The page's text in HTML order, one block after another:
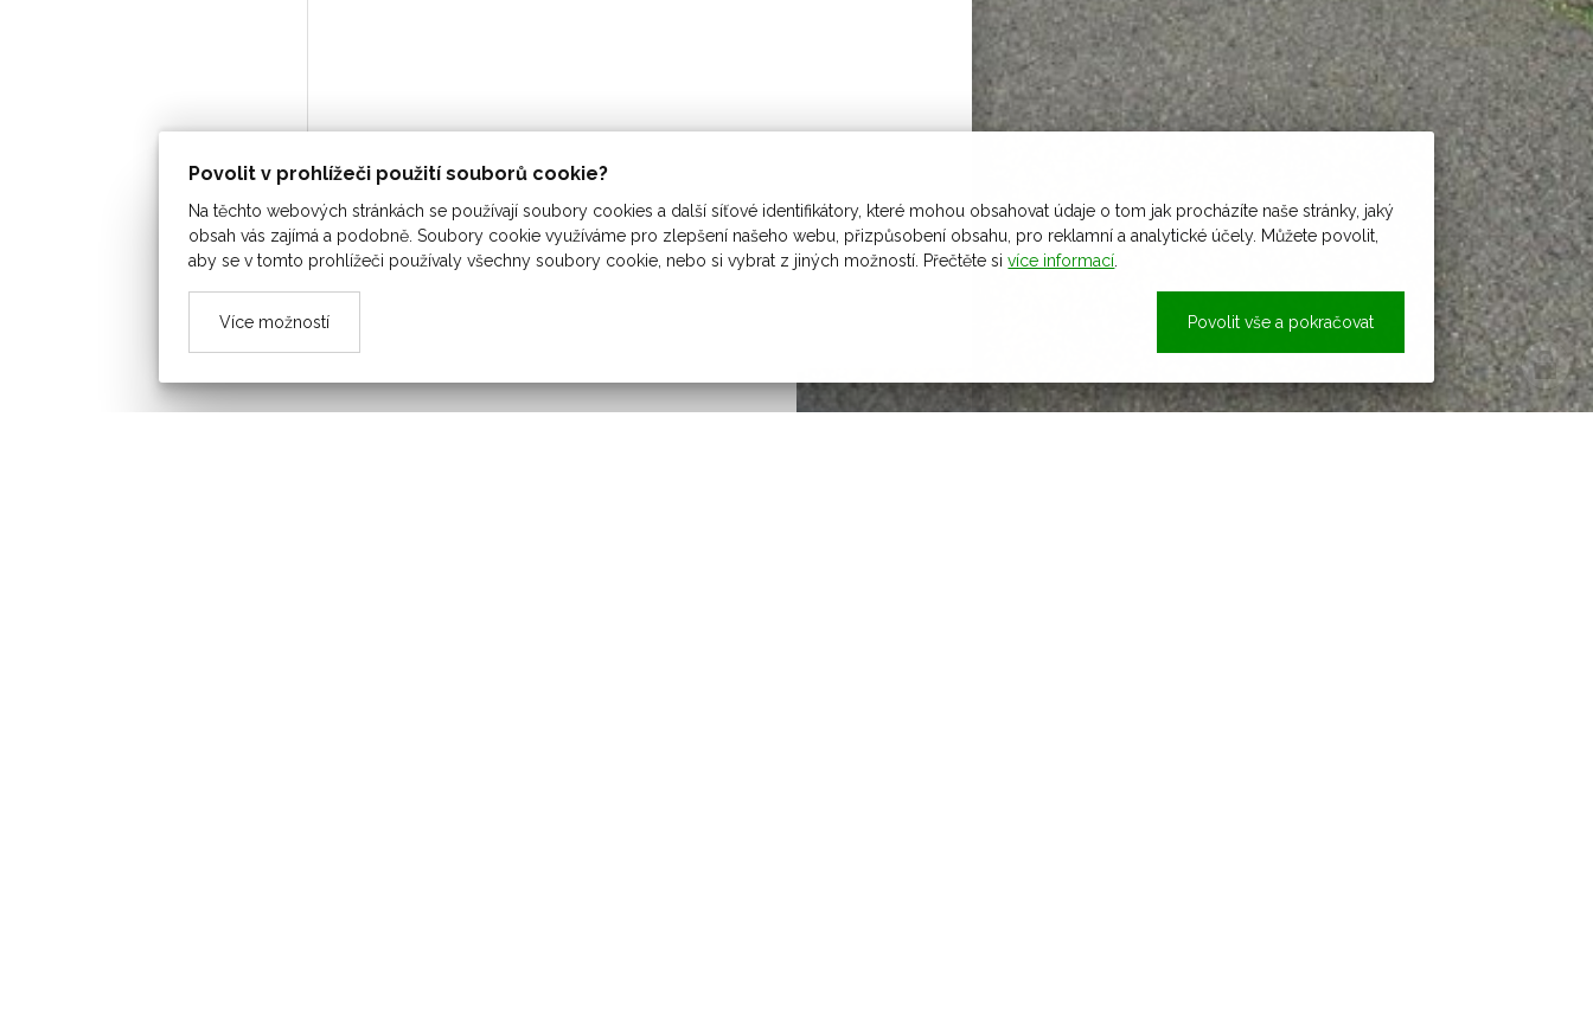
Povolit v prohlížeči použití souborů cookie?
Na těchto webových stránkách se používají soubory cookies a další síťové identifikátory, které mohou obsahovat údaje o tom jak procházíte naše stránky, jaký
obsah vás zajímá a podobně. Soubory cookie využíváme pro zlepšení našeho webu, přizpůsobení obsahu, pro reklamní a analytické účely. Můžete povolit,
aby se v tomto prohlížeči používaly všechny soubory cookie, nebo si vybrat z jiných možností. Přečtěte sivíce informací
Povolit vše a pokračovat
Více možností